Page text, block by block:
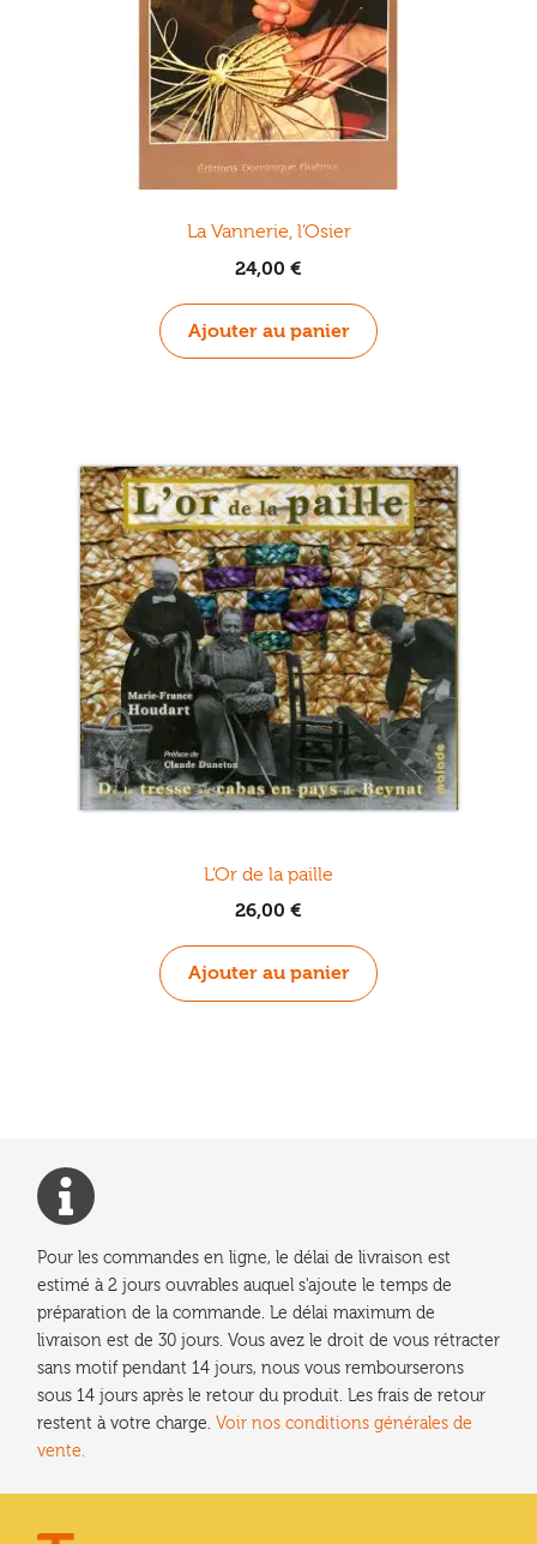
La Vannerie, l’Osier
24,00 €
Ajouter au panier
L’Or de la paille
26,00 €
Ajouter au panier
Pour les commandes en ligne, le délai de livraison est
estimé à 2 jours ouvrables auquel s'ajoute le temps de
préparation de la commande. Le délai maximum de
livraison est de 30 jours. Vous avez le droit de vous rétracter
sans motif pendant 14 jours, nous vous rembourserons
sous 14 jours après le retour du produit. Les frais de retour
restent à votre charge. Voir nos conditions générales de
vente.